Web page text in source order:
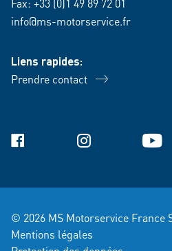
Fax: +33 (0)1 49 89 72 01
info@ms-motorservice.fr
Liens rapides:
Prendre contact
Facebook Instagram
© 2026 MS Motorservice France
Mentions légales